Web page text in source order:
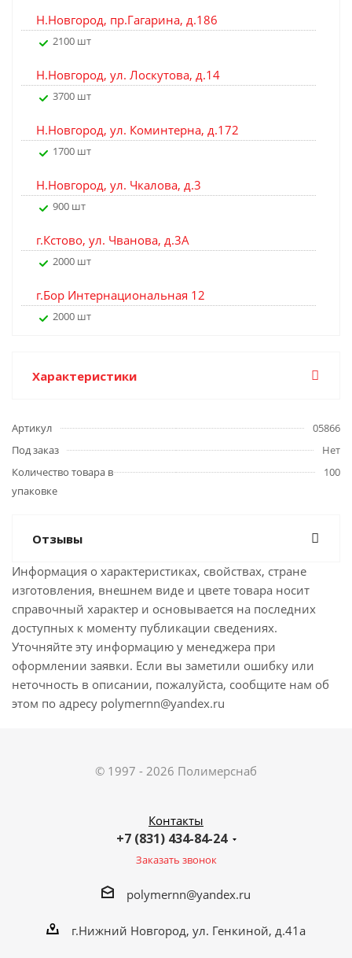
Н.Новгород, пр.Гагарина, д.186
2100 шт
Н.Новгород, ул. Лоскутова, д.14
3700 шт
Н.Новгород, ул. Коминтерна, д.172
1700 шт
Н.Новгород, ул. Чкалова, д.3
900 шт
г.Кстово, ул. Чванова, д.3А
2000 шт
г.Бор Интернациональная 12
2000 шт
Характеристики
Артикул
05866
Под заказ
Нет
Количество товара в
упаковке
100
Отзывы
Информация о характеристиках, свойствах, стране
изготовления, внешнем виде и цвете товара носит
справочный характер и основывается на последних
доступных к моменту публикации сведениях.
Уточняйте эту информацию у менеджера при
оформлении заявки. Если вы заметили ошибку или
неточность в описании, пожалуйста, сообщите нам об
этом по адресу polymernn@yandex.ru
© 1997 - 2026 Полимерснаб
Контакты
+7 (831) 434-84-24
Заказать звонок
polymernn@yandex.ru
г.Нижний Новгород, ул. Генкиной, д.41а